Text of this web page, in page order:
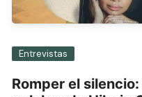
Entrevistas
Romper el